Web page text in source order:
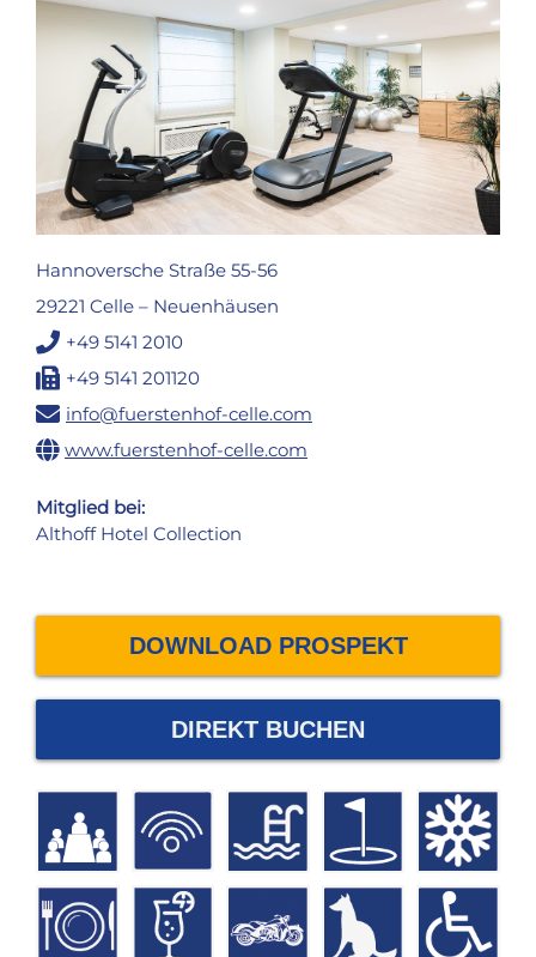
Hannoversche Straße 55-56
29221 Celle – Neuenhäusen
+49 5141 2010
+49 5141 201120
info@fuerstenhof-celle.com
www.fuerstenhof-celle.com
Mitglied bei:
Althoff Hotel Collection
DOWNLOAD PROSPEKT
DIREKT BUCHEN